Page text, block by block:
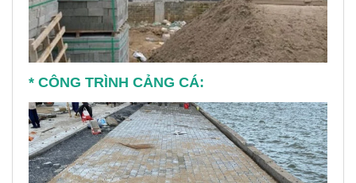
* CÔNG TRÌNH CẢNG CÁ: